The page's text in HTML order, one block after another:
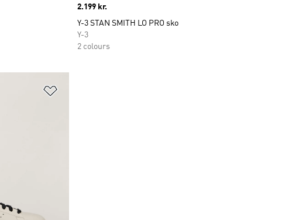
Price
2.199 kr.
Y-3 STAN SMITH LO PRO sko
Y-3
2 colours